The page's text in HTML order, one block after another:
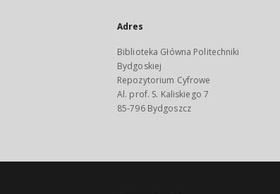
Adres
Biblioteka Główna Politechniki
Bydgoskiej
Repozytorium Cyfrowe
Al. prof. S. Kaliskiego 7
85-796 Bydgoszcz